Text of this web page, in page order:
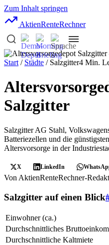
Zum Inhalt springen
AktienRenteRechner
Start / Städte / Salzgitter4 Min.
Salzgitter
Salzgitter AG Stahl,
Batteriezellen und die
Altersvorsorge in der
X LinkedIn
Von AktienRenteRechner-
Salzgitter auf einen Blick
Einwohner (ca.)
Durchschnittliches
Durchschnittliche Kaltmiete